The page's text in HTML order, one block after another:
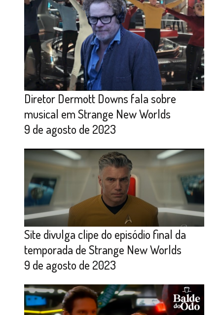
Diretor Dermott Downs fala sobre
musical em Strange New Worlds
9 de agosto de 2023
Site divulga clipe do episódio final da
temporada de Strange New Worlds
9 de agosto de 2023